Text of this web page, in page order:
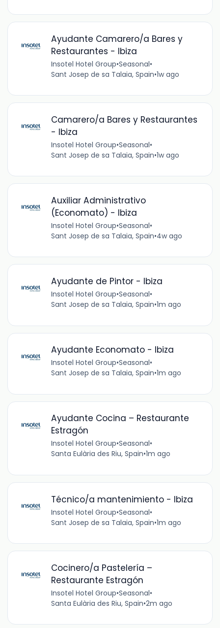
Ayudante Camarero/a Bares y
Restaurantes - Ibiza
Insotel Hotel Group•Seasonal•
Sant Josep de sa Talaia, Spain•1w ago
Camarero/a Bares y Restaurantes
- Ibiza
Insotel Hotel Group•Seasonal•
Sant Josep de sa Talaia, Spain•1w ago
Auxiliar Administrativo
(Economato) - Ibiza
Insotel Hotel Group•Seasonal•
Sant Josep de sa Talaia, Spain•4w ago
Ayudante de Pintor - Ibiza
Insotel Hotel Group•Seasonal•
Sant Josep de sa Talaia, Spain•1m ago
Ayudante Economato - Ibiza
Insotel Hotel Group•Seasonal•
Sant Josep de sa Talaia, Spain•1m ago
Ayudante Cocina – Restaurante
Estragón
Insotel Hotel Group•Seasonal•
Santa Eulària des Riu, Spain•1m ago
Técnico/a mantenimiento - Ibiza
Insotel Hotel Group•Seasonal•
Sant Josep de sa Talaia, Spain•1m ago
Cocinero/a Pastelería –
Restaurante Estragón
Insotel Hotel Group•Seasonal•
Santa Eulària des Riu, Spain•2m ago